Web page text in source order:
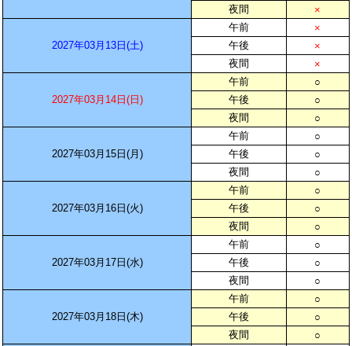
夜間 ×
2027年03月13日(土)
午前
×
午後
×
夜間
×
2027年03月14日(日)
午前
○
午後
○
夜間
○
2027年03月15日(月)
午前
○
午後
○
夜間
○
2027年03月16日(火)
午前
○
午後
○
夜間
○
2027年03月17日(水)
午前
○
午後
○
夜間
○
2027年03月18日(木)
午前
○
午後
○
夜間
○